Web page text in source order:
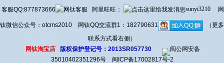
客服QQ:877873666 阿里旺旺： sunyi3210 网
钛微信公众号：otcms2010 网钛QQ交流群1：182790631
（更多
联系方式看右侧）
网钛淘宝店
版权保护登记号：2013SR057730
闽公网安备
35010402351296号
闽ICP备17002817号-2